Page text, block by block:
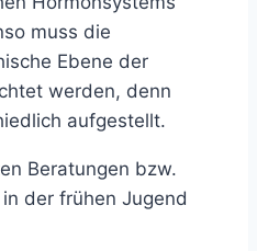
muss die
Ebene der
werden, denn
aufgestellt.
Beratungen bzw.
der frühen Jugend